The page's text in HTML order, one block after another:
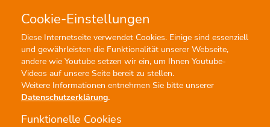
Cookie-Einstellungen
Diese Internetseite verwendet Cookies. Einige sind essenziell
und gewährleisten die Funktionalität unserer Webseite,
andere wie Youtube setzen wir ein, um Ihnen Youtube-
Videos auf unsere Seite bereit zu stellen.
Weitere Informationen entnehmen Sie bitte unserer
Datenschutzerklärung.
Funktionelle Cookies
Menü Profisuche